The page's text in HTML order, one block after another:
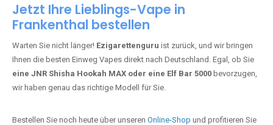
Jetzt Ihre Lieblings-Vape in
Frankenthal bestellen
Warten Sie nicht länger! Ezigarettenguru ist zurück, und wir bringen
Ihnen die besten Einweg Vapes direkt nach Deutschland. Egal, ob Sie
eine JNR Shisha Hookah MAX oder eine Elf Bar 5000 bevorzugen,
wir haben genau das richtige Modell für Sie.
Bestellen Sie noch heute über unseren Online-Shop und profitieren Sie